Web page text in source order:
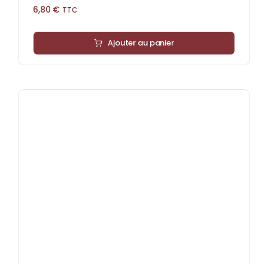
6,80 € TTC
Ajouter au panier